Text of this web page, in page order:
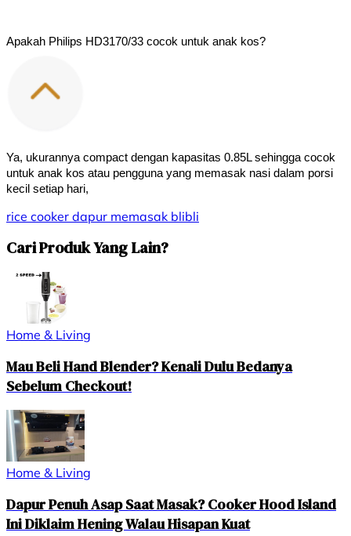
Apakah Philips HD3170/33 cocok untuk anak kos?
Ya, ukurannya compact dengan kapasitas 0.85L sehingga cocok
untuk anak kos atau pengguna yang memasak nasi dalam porsi
kecil setiap hari,
rice cooker dapur memasak blibli
Cari Produk Yang Lain?
Home & Living
Mau Beli Hand Blender? Kenali Dulu Bedanya
Sebelum Checkout!
Home & Living
Dapur Penuh Asap Saat Masak? Cooker Hood Island
Ini Diklaim Hening Walau Hisapan Kuat